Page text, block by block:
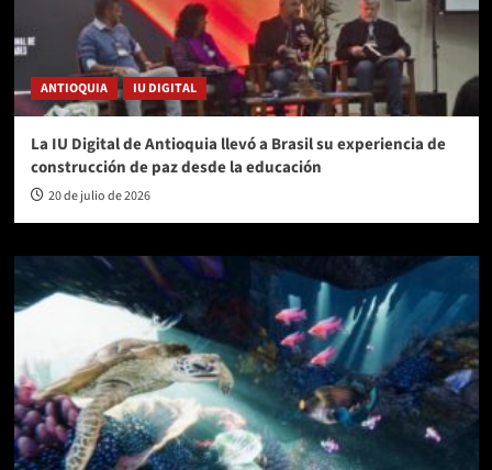
ANTIOQUIA IU DIGITAL
La IU Digital de Antioquia llevó a Brasil su experiencia de
construcción de paz desde la educación
20 de julio de 2026